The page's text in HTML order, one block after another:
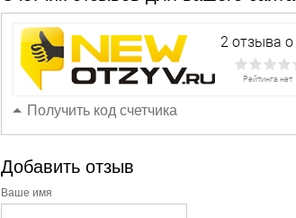
Получить код счетчика
Добавить отзыв
Ваше имя